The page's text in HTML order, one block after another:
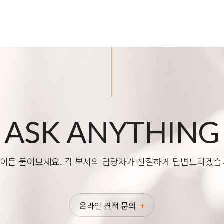
ASK ANYTHING
든 물어보세요. 각 부서의 담당자가 친절하게 답변드리겠
온라인 견적 문의